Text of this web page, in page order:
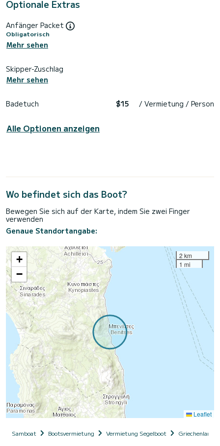
Optionale Extras
Anfänger Packet
Obligatorisch
Mehr sehen
Skipper-Zuschlag
Mehr sehen
Badetuch $15 / Vermietung / Person
Alle Optionen anzeigen
Wo befindet sich das Boot?
Bewegen Sie sich auf der Karte, indem Sie zwei Finger
verwenden
Genaue Standortangabe:
+
−
2 km
1 mi
Leaflet
Samboat Bootsvermietung Vermietung Segelboot Griechenland